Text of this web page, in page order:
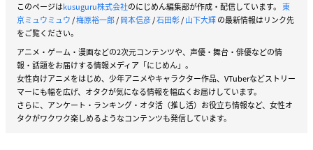
このページはkusuguru株式会社のにじめん編集部が作成・配信しています。 東
京ミュウミュウ/梅原裕一郎/岡本信彦/石田彰/山下大輝の最新情報はリンク先
をご覧ください。
アニメ・ゲーム・漫画などの2次元コンテンツや、声優・舞台・俳優などの情
報・話題をお届けする情報メディア「にじめん」。
女性向けアニメをはじめ、少年アニメやキャラクター作品、VTuberなどストリー
マーにも幅を広げ、オタクが気になる情報を幅広くお届けしています。
さらに、アンケート・ランキング・オタ活（推し活）お役立ち情報など、女性オ
タクがワクワク楽しめるようなコンテンツも発信しています。